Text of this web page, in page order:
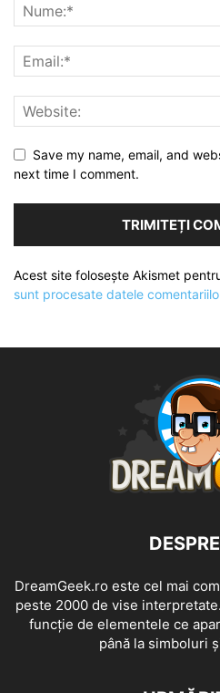
Save my name, email, and
next time I comment.
Acest site folosește Akismet
sunt procesate datele
DreamGeek.ro este cel mai
peste 2000 de vise
funcție de elementele ce
până la simboluri